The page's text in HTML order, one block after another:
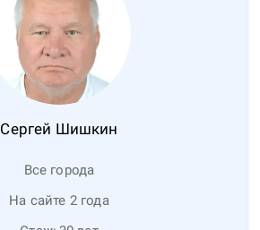
Сергей Шишкин
Все города
На сайте 2 года